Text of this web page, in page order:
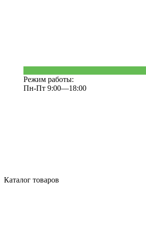
Режим работы:
Пн-Пт 9:00—18:00
Каталог товаров